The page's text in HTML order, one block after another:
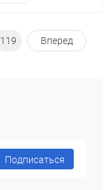
119 Вперед
Подписаться